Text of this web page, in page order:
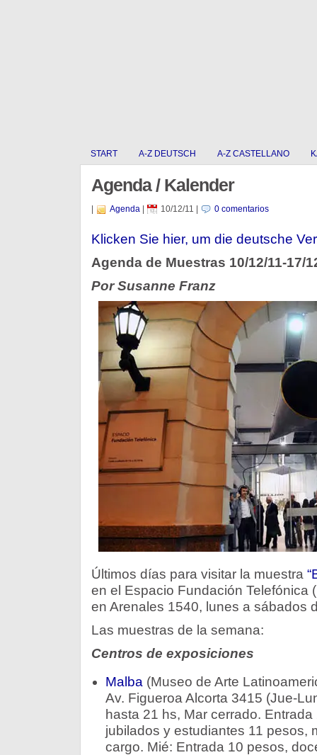
START A-Z DEUTSCH A-Z CASTELLANO
Agenda / Kalender
Agenda| 10/12/11 0 comentarios
Klicken Sie hier, um die deutsche
Agenda de Muestras 10/12/11-17/
Por Susanne Franz
Últimos días para visitar la muestra
en el Espacio Fundación Telefónica
en Arenales 1540, lunes a sábados
Las muestras de la semana:
Centros de exposiciones
Malba (Museo de Arte
Av. Figueroa Alcorta 3415 (Jue-
hasta 21 hs, Mar cerrado.
jubilados y estudiantes 11 pesos,
cargo. Mié: Entrada 10 pesos,